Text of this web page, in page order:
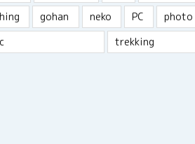
gohan neko PC photo
trekking